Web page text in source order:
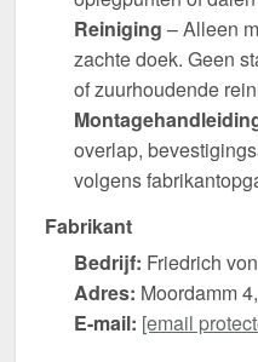
Reiniging – Alleen
zachte doek. Geen
of zuurhoudende
overlap,
volgens
Fabrikant
Bedrijf: Friedrich
Adres: Moordamm
E-mail: [email